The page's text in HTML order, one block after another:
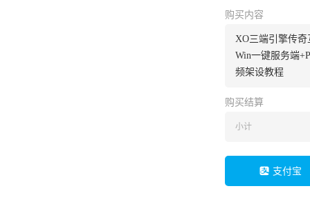
购买内容
XO三端引擎传奇
Win一键服务端
频架设教程
购买结算
小计
支付宝